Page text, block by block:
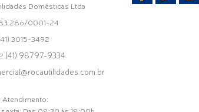
Domésticas Ltda
0001-24
3015-3492
(41) 98797-9334
Atendimento: